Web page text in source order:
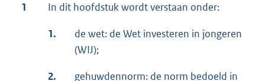
1
In dit hoofdstuk wordt verstaan onder:
1.
de wet: de Wet investeren in jongeren
(WIJ);
2.
gehuwdennorm: de norm bedoeld in